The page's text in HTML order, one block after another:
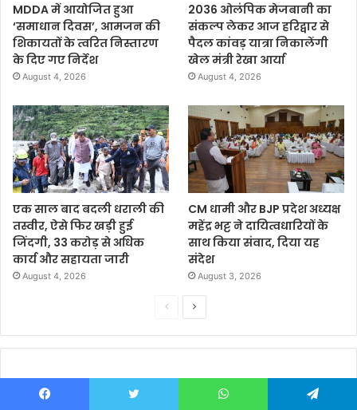
MDDA में आयोजित हुआ
‘समाधान दिवस’, आमजन की
शिकायतों के त्वरित निस्तारण
के दिए गए निर्देश
August 4, 2026
2036 ओलंपिक मेजबानी का
संकल्प लेकर आज हरिद्वार से
पैदल कांवड़ यात्रा निकालेंगी
खेल मंत्री रेखा आर्या
August 4, 2026
एक साल बाद बदली धराली की
तस्वीर, ऐसे फिर खड़ी हुई
जिंदगी, 33 करोड़ से अधिक
कार्य और सहायता जारी
August 4, 2026
CM धामी और BJP प्रदेश अध्यक्ष
महेंद्र भट्ट ने दायित्वधारियों के
साथ किया संवाद, दिया यह
संदेश
August 3, 2026
e
x